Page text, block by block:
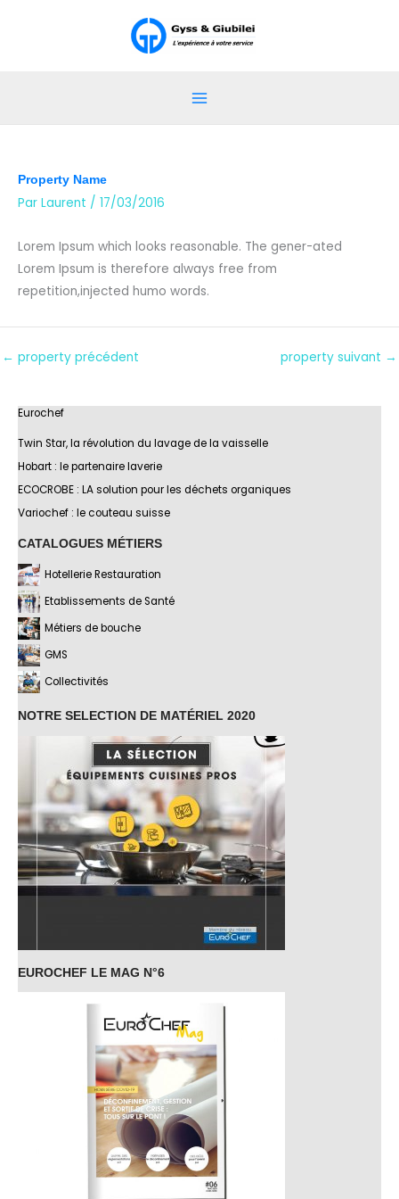
Eurochef
Twin Star, la révolution du lavage de la vaisselle
Hobart : le partenaire laverie
ECOCROBE : LA solution pour les déchets organiques
Variochef : le couteau suisse
CATALOGUES MÉTIERS
Hotellerie Restauration
Etablissements de Santé
Métiers de bouche
GMS
Collectivités
NOTRE SELECTION DE MATÉRIEL 2020
EUROCHEF LE MAG N°6
Property Name
Par Laurent / 17/03/2016
Lorem Ipsum which looks reasonable. The gener-ated
Lorem Ipsum is therefore always free from
repetition,injected humo words.
← property précédent property suivant →